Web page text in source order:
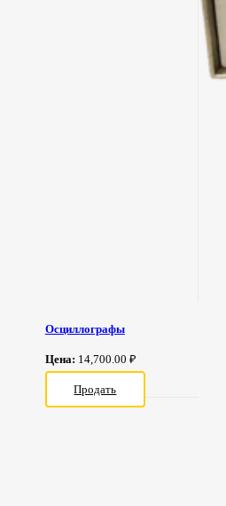
Осциллографы
Цена: 14,700.00 ₽
Продать